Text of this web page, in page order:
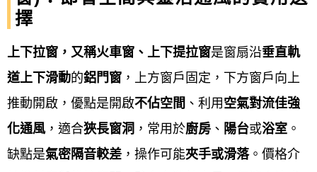
由專業人員到現場進行精確丈量，確認開口
尺寸、牆面狀況、樓層運輸動線等，並提供
專業建議。
擇
上下拉窗，又稱火車窗、上下提拉窗是窗扇沿垂直軌
道上下滑動的鋁門窗 ，上方窗戶固定，下方窗戶向上
推動開啟，優點是開啟不佔空間 、利用 空氣對流佳強
化通風 ，適合狹長窗洞 ，常用於廚房 、 陽台或浴室 。
缺點是氣密隔音較差 ，操作可能夾手或滑落。價格介